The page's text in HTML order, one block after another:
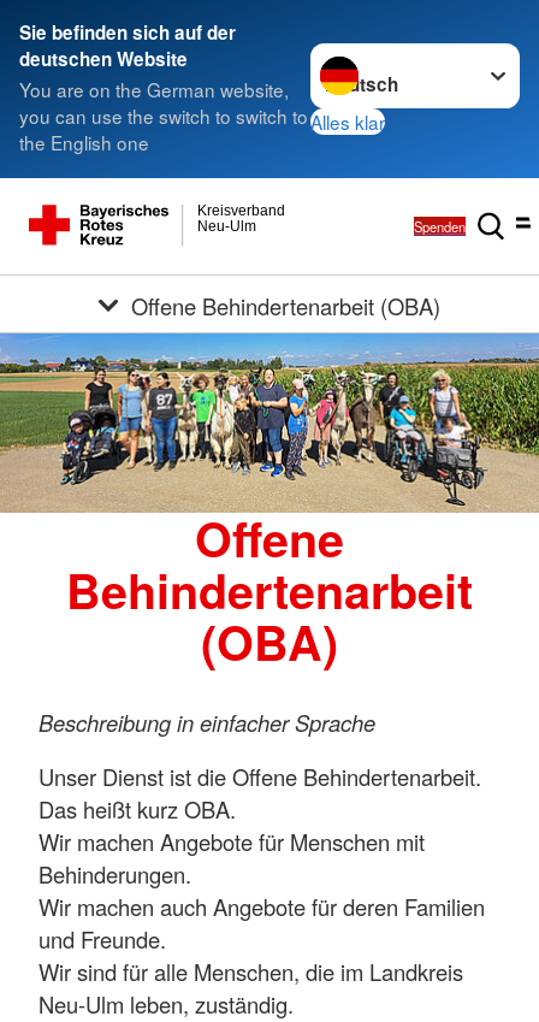
Sie befinden sich auf der
deutschen Website
You are on the German website,
you can use the switch to switch to
the English one
Sprache wechseln zu
Alles klar
Neu-Ulm
Kreisverband
Spenden
Offene Behindertenarbeit (OBA)
Offene
Behindertenarbeit
(OBA)
Beschreibung in einfacher Sprache
Unser Dienst ist die Offene Behindertenarbeit.
Das heißt kurz OBA.
Wir machen Angebote für Menschen mit
Behinderungen.
Wir machen auch Angebote für deren Familien
und Freunde.
Wir sind für alle Menschen, die im Landkreis
Neu-Ulm leben, zuständig.